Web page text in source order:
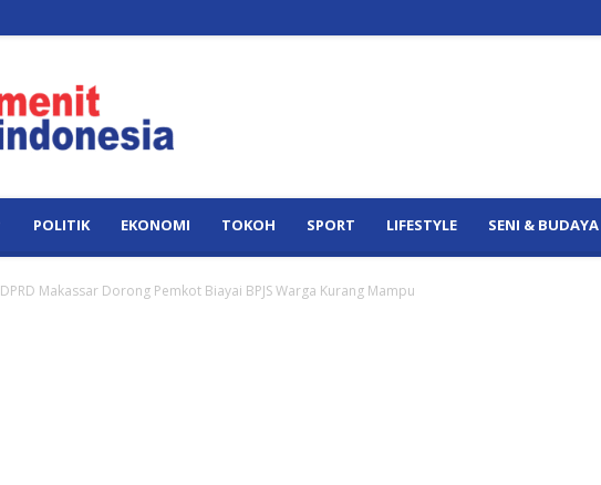
Indonesia
POLITIK EKONOMI TOKOH SPORT LIFESTYLE SENI & BUDAYA
DPRD Makassar Dorong Pemkot Biayai BPJS Warga Kurang Mampu